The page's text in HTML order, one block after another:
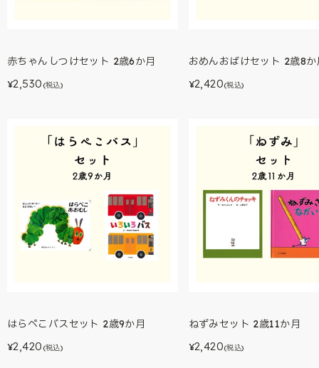
赤ちゃんしつけセット 2歳6か月
¥2,530 (税込)
おめんおばけセット 2歳8か
¥2,420(税込)
はらぺこバスセット 2歳9か月
¥2,420 (税込)
ねずみセット 2歳11か月
¥2,420(税込)